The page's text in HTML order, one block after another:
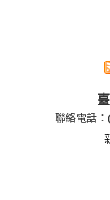
聯絡電話： (